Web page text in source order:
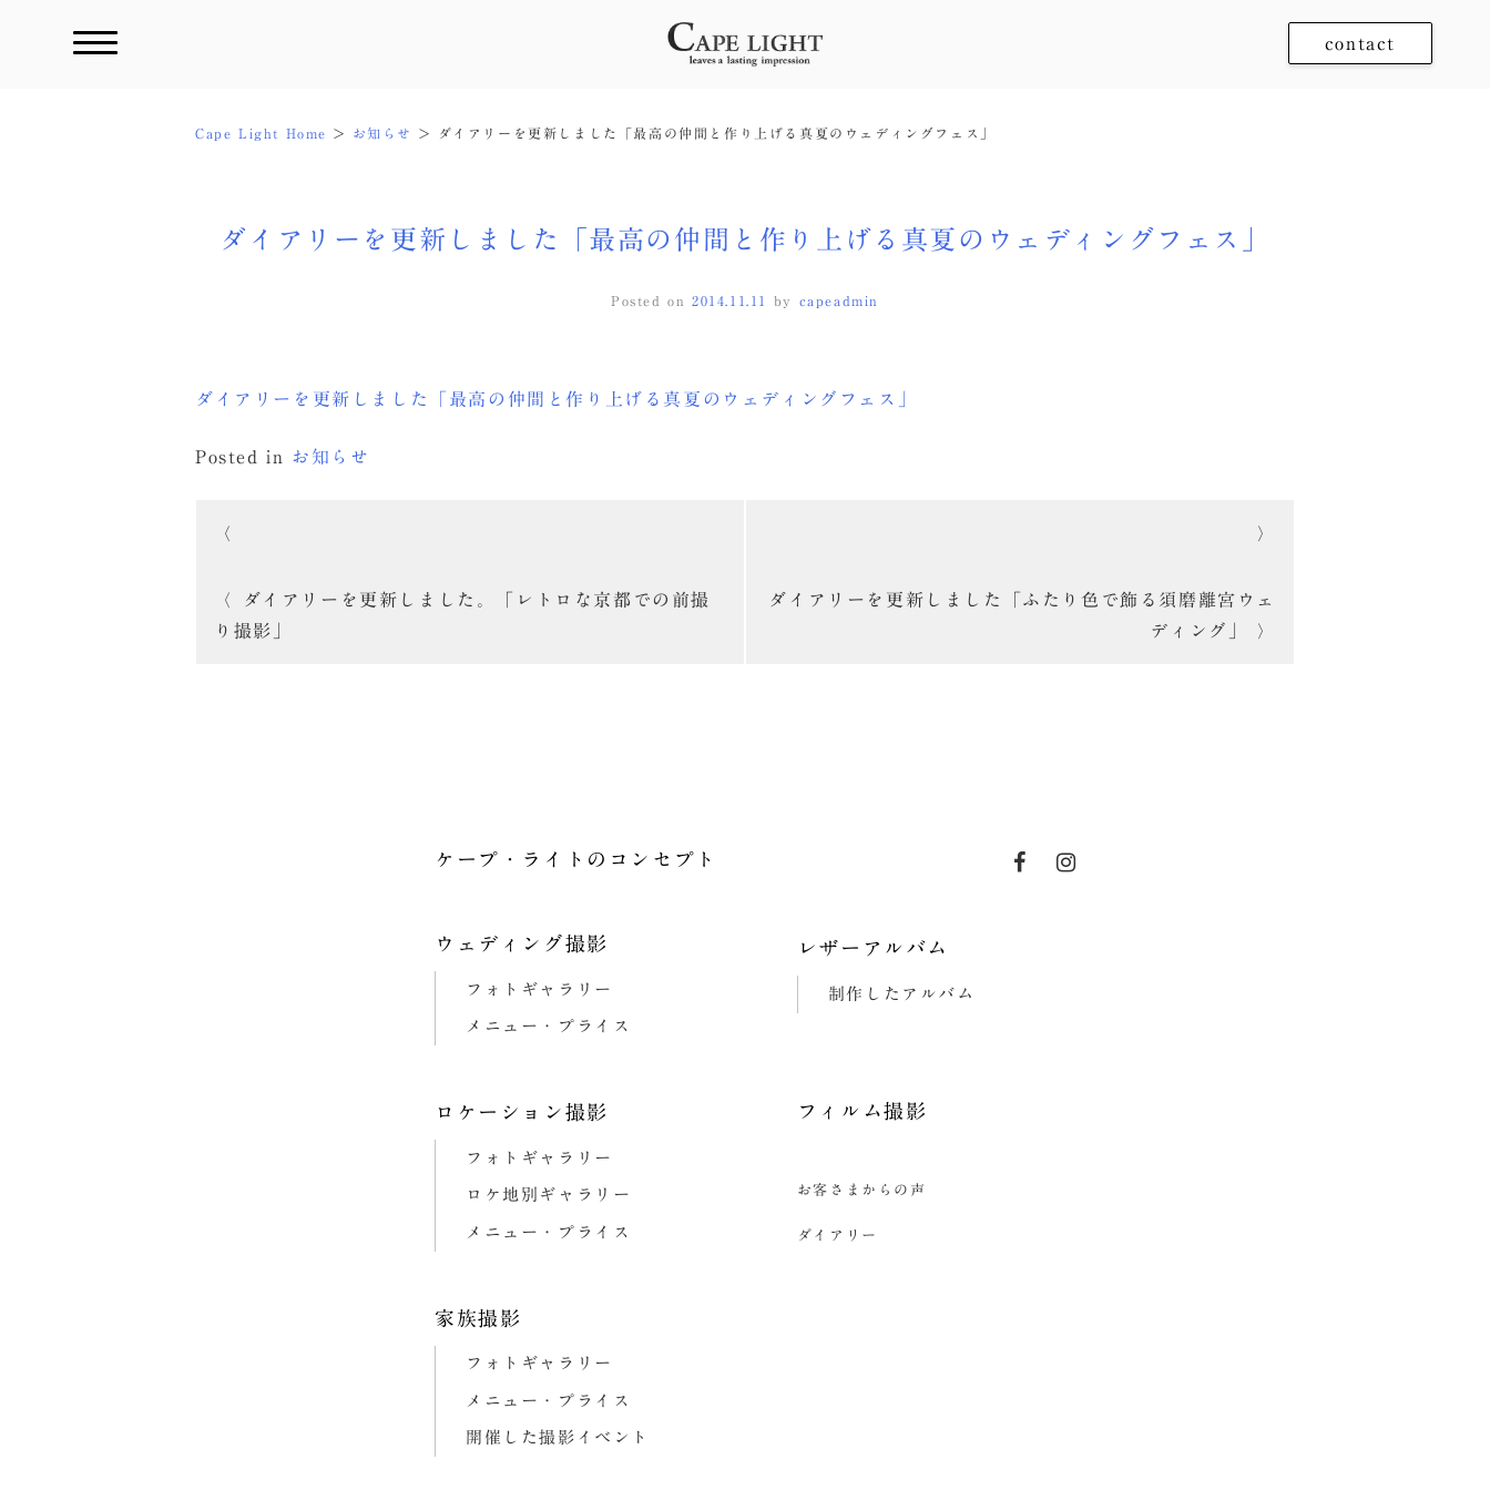
contact
Cape Light Home お知らせ ダイアリーを更新しました「最高の仲間と作り上げる真夏のウェディングフェス」
ダイアリーを更新しました「最高の仲間と作り上げる真夏のウェディングフェス」
Posted on2014.11.11 by capeadmin
ダイアリーを更新しました「最高の仲間と作り上げる真夏のウェディングフェス」
Posted in お知らせ
ダイアリーを更新しました。「レトロな京都での前撮
り撮影」
ダイアリーを更新しました「ふたり色で飾る須磨離宮ウェ
ディング」
ケープ・ライトの コンセプト
ウェディング撮影
フォトギャラリー
メニュー・プライス
ロケーション撮影
フォトギャラリー
ロケ地別ギャラリー
メニュー・プライス
家族撮影
フォトギャラリー
メニュー・プライス
開催した撮影イベント
レザーアルバム
制作したアルバム
フィルム撮影
お客さまからの声
ダイアリー